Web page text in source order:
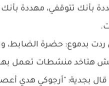
بأنك تتوقفي، مهددة بأنك
بدموع: حضرة الضابط،
هتاخد منشطات تعمل بها
بجدية: "أرجوكي هدي